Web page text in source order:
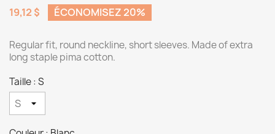
19,12 $
ÉCONOMISEZ 20%
Regular fit, round neckline, short sleeves. Made of extra
long staple pima cotton.
Taille : S